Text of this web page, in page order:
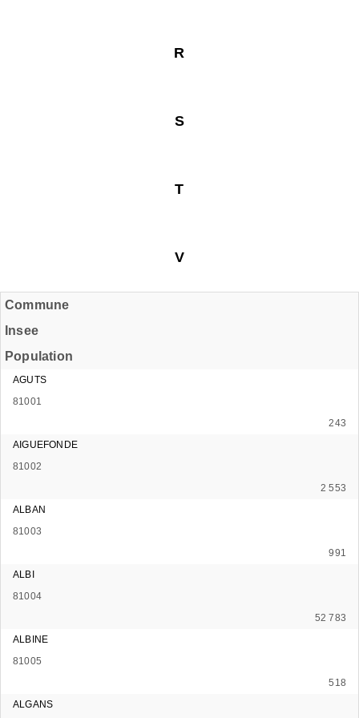
R
S
T
V
Commune
Insee
Population
AGUTS
81001
243
AIGUEFONDE
81002
2 553
ALBAN
81003
991
ALBI
81004
52 783
ALBINE
81005
518
ALGANS